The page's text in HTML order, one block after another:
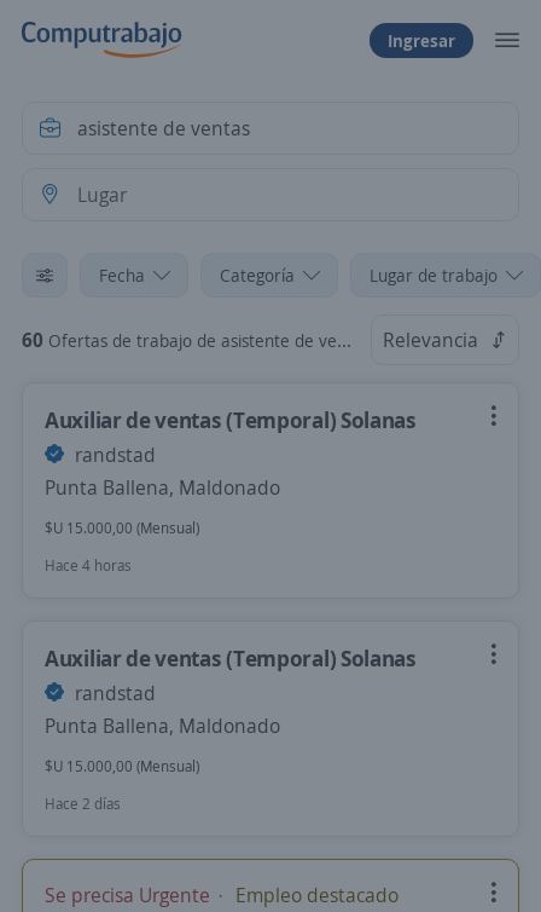
Ingresar
Fecha Categoría Lugar de trabajo
60 Ofertas de trabajo de asistente de ventas Relevancia
Auxiliar de ventas (Temporal) Solanas
randstad
Punta Ballena, Maldonado
$U 15.000,00 (Mensual)
Hace 4 horas
Auxiliar de ventas (Temporal) Solanas
randstad
Punta Ballena, Maldonado
$U 15.000,00 (Mensual)
Hace 2 días
Se precisa Urgente Empleo destacado